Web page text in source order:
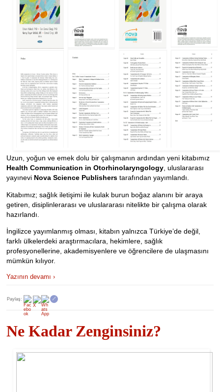
Uzun, yoğun ve emek dolu bir çalışmanın ardından yeni kitabımız
Health Communication in Otorhinolaryngology, uluslararası
yayınevi Nova Science Publishers tarafından yayımlandı.
Kitabımız; sağlık iletişimi ile kulak burun boğaz alanını bir araya
getiren, disiplinlerarası ve uluslararası nitelikte bir çalışma olarak
hazırlandı.
İngilizce yayımlanmış olması, kitabın yalnızca Türkiye’de değil,
farklı ülkelerdeki araştırmacılara, hekimlere, sağlık
profesyonellerine, akademisyenlere ve öğrencilere de ulaşmasını
mümkün kılıyor.
Yazının devamı ›
Paylaş: 🔗
Ne Kadar Zenginsiniz?